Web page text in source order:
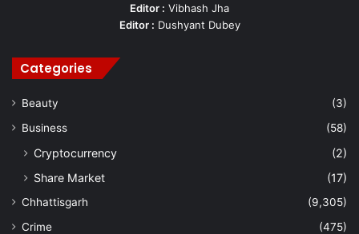
Editor : Vibhash Jha
Editor : Dushyant Dubey
Categories
Beauty
(3)
Business
(58)
Cryptocurrency
(2)
Share Market
(17)
Chhattisgarh
(9,305)
Crime
(475)